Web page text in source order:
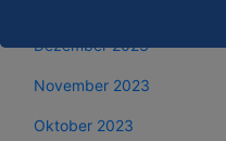
Dezember 2023
November 2023
Oktober 2023